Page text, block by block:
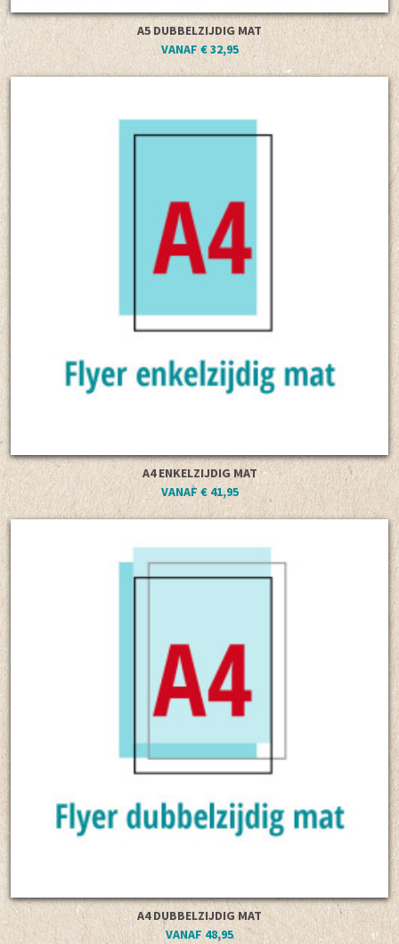
A5 DUBBELZIJDIG MAT
VANAF € 32,95
A4 ENKELZIJDIG MAT
VANAF € 41,95
A4 DUBBELZIJDIG MAT
VANAF 48,95